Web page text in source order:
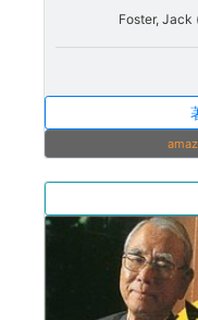
Foster, Jack